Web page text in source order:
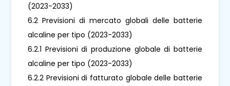
(2023-2033)
6.2 Previsioni di mercato globali delle batterie
alcaline per tipo (2023-2033)
6.2.1 Previsioni di produzione globale di batterie
alcaline per tipo (2023-2033)
6.2.2 Previsioni di fatturato globale delle batterie